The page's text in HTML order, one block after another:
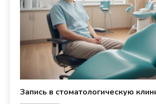
Запись в стоматологическую